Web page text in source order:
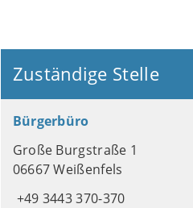
Zuständige Stelle
Bürgerbüro
Große Burgstraße 1
06667 Weißenfels
+49 3443 370-370